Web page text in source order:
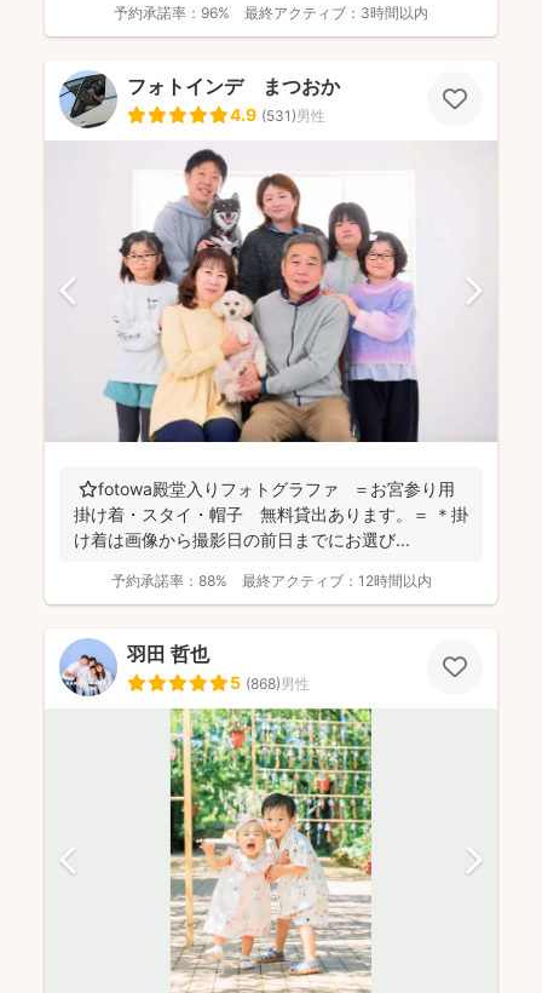
予約承諾率： 96% 最終アクティブ： 3時間以内
フォトインデ まつおか
4.9 (531)男性
⭐️fotowa殿堂入りフォトグラファ ＝お宮参り用
掛け着・スタイ・帽子 無料貸出あります。＝ ＊掛
け着は画像から撮影日の前日までにお選び...
予約承諾率： 88% 最終アクティブ： 12時間以内
羽田 哲也
5 (868)男性